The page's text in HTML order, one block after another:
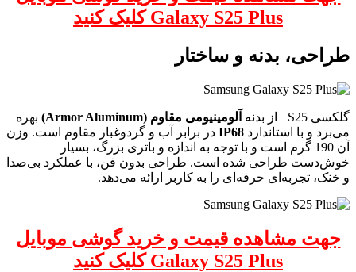
Galaxy S25 Plus کلیک کنید
طراحی، بدنه و ساختار
گلکسی S25+ از بدنه آلومینیومی مقاوم (Armor Aluminum)
بهره
می‌برد و با استاندارد IP68 در برابر آب و گردوغبار مقاوم است. وزن
آن 190 گرم است و با توجه به اندازه و باتری بزرگ، بسیار
خوش‌دست طراحی شده است. طراحی بدون فن، با عملکرد بی‌صدا
و خنک، تجربه‌ای حرفه‌ای را به کاربر ارائه می‌دهد.
جهت مشاهده قیمت و خرید گوشی موبایل
Galaxy S25 Plus کلیک کنید